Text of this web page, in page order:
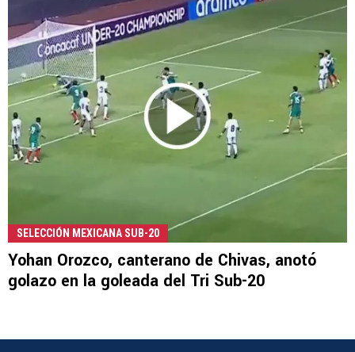
SELECCIÓN MEXICANA SUB-20
Yohan Orozco, canterano de Chivas, anotó
golazo en la goleada del Tri Sub-20